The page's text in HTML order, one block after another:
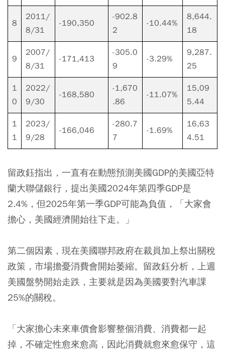
8
2011/
8/31
-190,350
-902.8
2
-10.44%
8,644.
18
9
2007/
8/31
-171,413
-305.0
9
-3.29%
9,287.
25
1
0
2022/
9/30
-168,580
-1,670
.86
-11.07%
15,09
5.44
1
1
2023/
9/28
-166,046
-280.7
7
-1.69%
16,63
4.51
留政鈺指出，一直有在動態預測美國GDP的美國亞特
蘭大聯儲銀行，提出美國2024年第四季GDP是
2.4%，但2025年第一季GDP可能為負值，「大家會
擔心，美國經濟開始往下走。」
第二個因素，現在美國聯邦政府在裁員加上祭出關稅
政策，市場擔憂消費會開始萎縮。留政鈺分析，上週
美國盤勢開始走跌，主要就是因為美國要對汽車課
25%的關稅。
「大家擔心未來車價會影響整個消費、消費都一起
掉，不確定性愈來愈高，因此消費就愈來愈保守，這